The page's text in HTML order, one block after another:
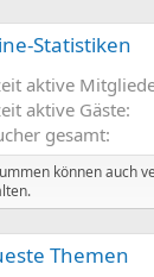
Statistiken
aktive
aktive Gäste
gesamt
können auch
Themen